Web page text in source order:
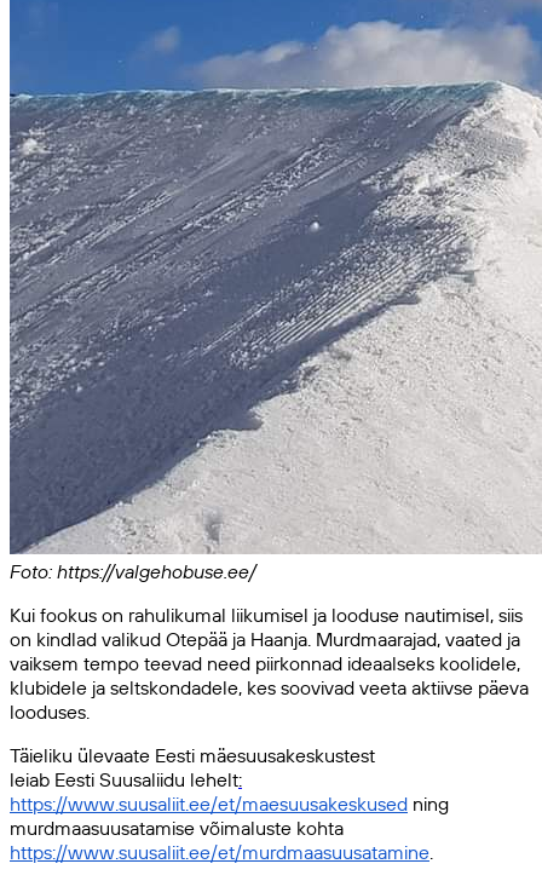
Foto: https://valgehobuse.ee/
Kui fookus on rahulikumal liikumisel ja looduse nautimisel, siis
on kindlad valikud Otepää ja Haanja. Murdmaarajad, vaated ja
vaiksem tempo teevad need piirkonnad ideaalseks koolidele,
klubidele ja seltskondadele, kes soovivad veeta aktiivse päeva
looduses.
Täieliku ülevaate Eesti mäesuusakeskustest
leiab Eesti Suusaliidu lehelt:
https://www.suusaliit.ee/et/maesuusakeskused ning
murdmaasuusatamise võimaluste kohta
https://www.suusaliit.ee/et/murdmaasuusatamine